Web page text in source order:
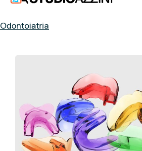
contenuto
Odontoiatria